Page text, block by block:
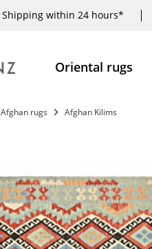
Shipping within 24 hours*
Oriental rugs
Afghan rugs Afghan Kilims